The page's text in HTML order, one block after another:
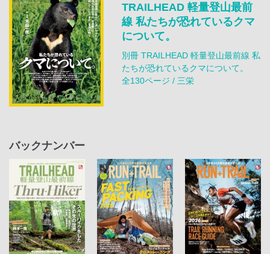
TRAILHEAD 軽量登山最前
線 私たちが恐れているクマ
について。
別冊 TRAILHEAD 軽量登山最前線 私
たちが恐れているクマについて。
全130ページ / 三栄
バックナンバー